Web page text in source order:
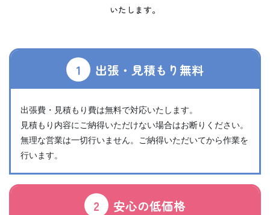
いたします。
1 出張・見積もり無料
出張費・見積もり費は無料で対応いたします。
見積もり内容にご納得いただけない場合はお断りください。
無理な営業は一切行いません。ご納得いただいてから作業を
行います。
2 安心の低価格